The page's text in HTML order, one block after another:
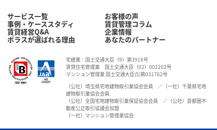
サービス一覧
事例・ケーススタディ
賃貸経営Q&A
ポラスが選ばれる理由
お客様の声
賃貸管理コラム
企業情報
あなたのパートナー
宅建業：国土交通大臣（9）第3918号
賃貸住宅管理業 国土交通大臣（02）002202号
マンション管理業 国土交通大臣(5)第031762号
（公社）埼玉県宅地建物取引業協会会員 ／（一社）千葉県宅地
建物取引業協会会員
（公社）全国宅地建物取引業保証協会会員 ／（公社）首都圏不
動産公正取引協議会加盟
（一社）マンション管理業協会